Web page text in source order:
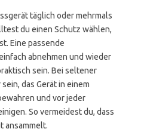
täglich oder mehrmals
du einen Schutz wählen,
Eine passende
abnehmen und wieder
sein. Bei seltener
das Gerät in einem
und vor jeder
So vermeidest du, dass
ansammelt.